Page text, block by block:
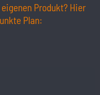
Produkt? Hier
Plan: